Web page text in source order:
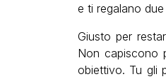
e ti regalano
Giusto per
Non capiscono
obiettivo. Tu gli